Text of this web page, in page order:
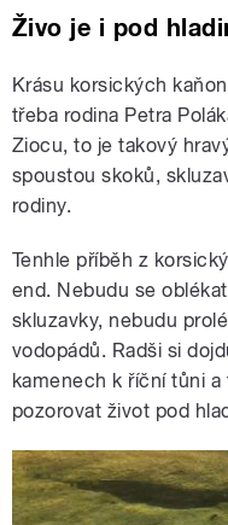
Živo je i pod
Krásu korsických
třeba rodina Petra
Ziocu, to je takový
spoustou skoků,
rodiny.
Tenhle příběh z
end. Nebudu se
skluzavky, nebudu
vodopádů. Radši si
kamenech k říční tůni
pozorovat život pod